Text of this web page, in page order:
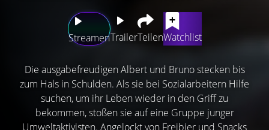
StreamenTrailerTeilenWatchlist
Die ausgabefreudigen Albert und Bruno stecken bis
zum Hals in Schulden. Als sie bei Sozialarbeitern Hilfe
suchen, um ihr Leben wieder in den Griff zu
bekommen, stoßen sie auf eine Gruppe junger
Umweltaktivisten. Angelockt von Freibier und Snacks